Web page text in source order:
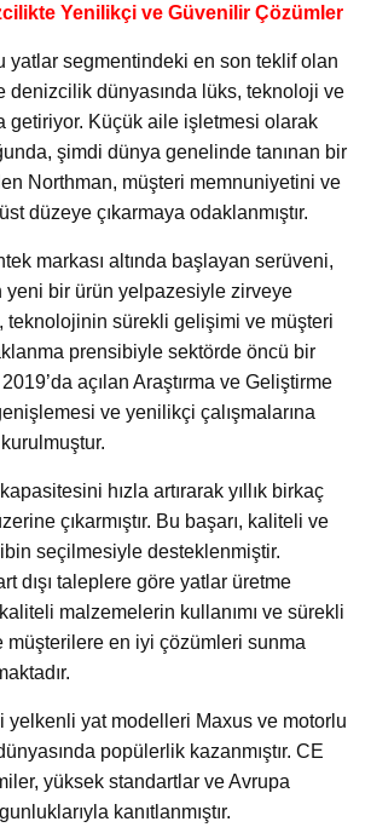
Yenilikçi ve Güvenilir Çözümler
yatlar segmentindeki en son teklif olan
denizcilik dünyasında lüks, teknoloji ve
getiriyor. Küçük aile işletmesi olarak
şimdi dünya genelinde tanınan bir
Northman, müşteri memnuniyetini ve
düzeye çıkarmaya odaklanmıştır.
markası altında başlayan serüveni,
yeni bir ürün yelpazesiyle zirveye
teknolojinin sürekli gelişimi ve müşteri
prensibiyle sektörde öncü bir
açılan Araştırma ve Geliştirme
ve yenilikçi çalışmalarına
hızla artırarak yıllık birkaç
çıkarmıştır. Bu başarı, kaliteli ve
seçilmesiyle desteklenmiştir.
dışı taleplere göre yatlar üretme
malzemelerin kullanımı ve sürekli
müşterilere en iyi çözümleri sunma
yelkenli yat modelleri Maxus ve motorlu
popülerlik kazanmıştır. CE
yüksek standartlar ve Avrupa
kanıtlanmıştır.